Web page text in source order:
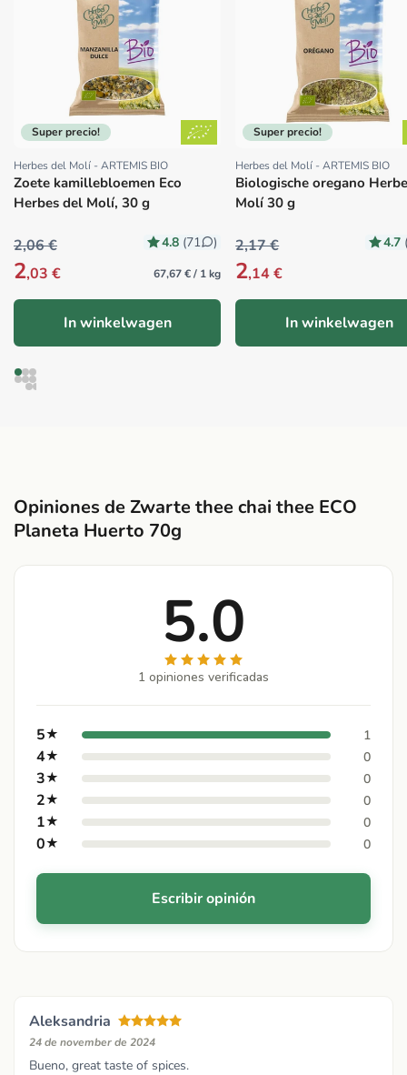
Super precio!
Proveedor:
Herbes del Molí - ARTEMIS BIO
Zoete kamillebloemen Eco
Herbes del Molí, 30 g
4.8 (71 )
2,06 €
2,03 € 67,67 € / 1 kg
In winkelwagen
Super precio!
Proveedor:
Herbes del Molí - ARTEMIS BIO
Biologische oregano
Molí 30 g
4.7
2,17 €
2,14 €
In winkelwagen
Opiniones de Zwarte thee chai thee ECO
Planeta Huerto 70g
5.0
1 opiniones verificadas
5★ 1
4★ 0
3★ 0
2★ 0
1★ 0
0★ 0
Escribir opinión
Aleksandria
24 de november de 2024
Bueno, great taste of spices.